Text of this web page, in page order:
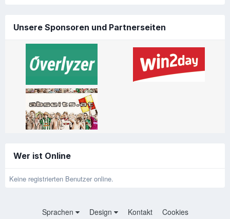
Unsere Sponsoren und Partnerseiten
Wer ist Online
Keine registrierten Benutzer online.
Sprachen Design Kontakt Cookies